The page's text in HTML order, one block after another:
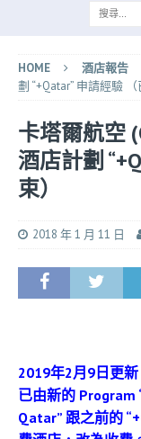
HOME 酒店報告
劃 “+Qatar” 申請經驗 （
卡塔爾航空
酒店計劃
束）
2018 年 1 月 11 日
2019年2月9日更
已由新的 Program
Qatar” 跟之前的